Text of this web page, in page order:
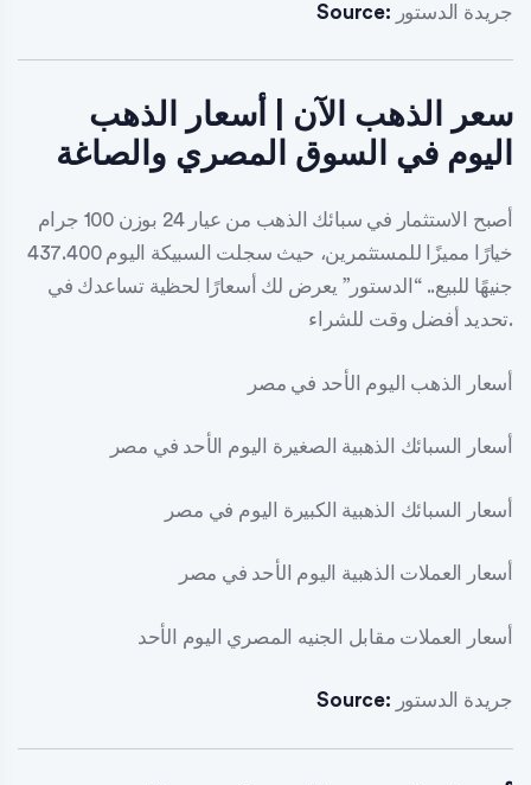
Source: جريدة الدستور
سعر الذهب الآن | أسعار الذهب
اليوم في السوق المصري والصاغة
أصبح الاستثمار في سبائك الذهب من عيار 24 بوزن 100 جرام
خيارًا مميزًا للمستثمرين، حيث سجلت السبيكة اليوم 437.400
جنيهًا للبيع.. “الدستور” يعرض لك أسعارًا لحظية تساعدك في
تحديد أفضل وقت للشراء.
أسعار الذهب اليوم الأحد في مصر
أسعار السبائك الذهبية الصغيرة اليوم الأحد في مصر
أسعار السبائك الذهبية الكبيرة اليوم في مصر
أسعار العملات الذهبية اليوم الأحد في مصر
أسعار العملات مقابل الجنيه المصري اليوم الأحد
Source: جريدة الدستور